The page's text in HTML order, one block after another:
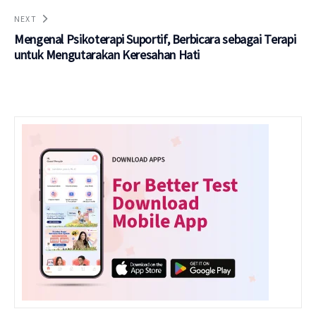
NEXT
Mengenal Psikoterapi Suportif, Berbicara sebagai Terapi
untuk Mengutarakan Keresahan Hati